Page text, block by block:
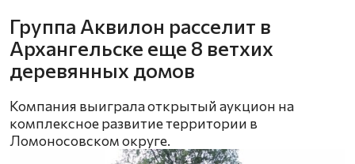
Группа Аквилон расселит в
Архангельске еще 8 ветхих
деревянных домов
Компания выиграла открытый аукцион на
комплексное развитие территории в
Ломоносовском округе.